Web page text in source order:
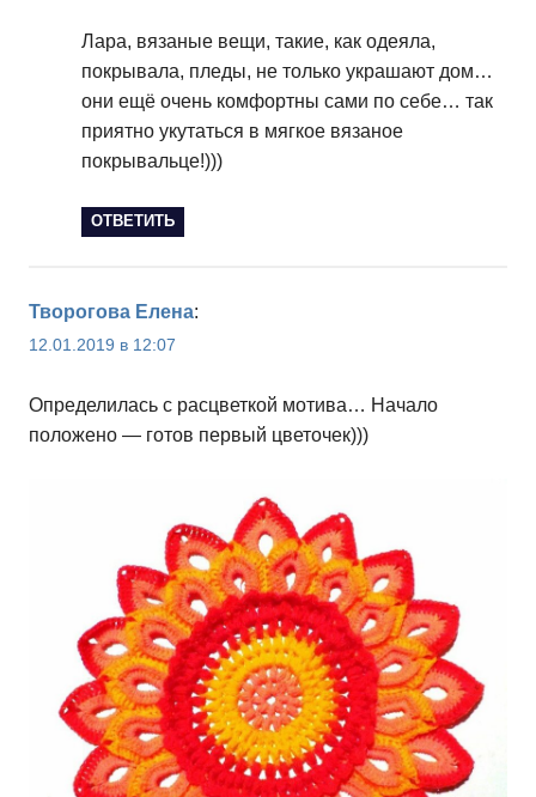
Лара, вязаные вещи, такие, как одеяла,
покрывала, пледы, не только украшают дом…
они ещё очень комфортны сами по себе… так
приятно укутаться в мягкое вязаное
покрывальце!)))
ОТВЕТИТЬ
Творогова Елена:
12.01.2019 в 12:07
Определилась с расцветкой мотива… Начало
положено — готов первый цветочек)))